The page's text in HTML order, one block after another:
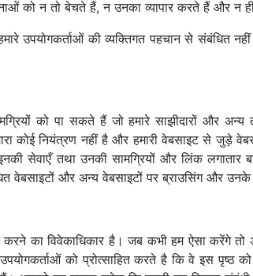
को न तो बेचते हैं, न उनका व्यापार करते हैं और न
की व्यक्तिगत पहचान से संबंधित नहीं
को पा सकते हैं जो हमारे साझीदारों और
कोई नियंत्रण नहीं है और हमारी वेबसाइट से जुड़े
सेवाएँ तथा उनकी सामग्रियों और लिंक
और अन्य वेबसाइटों पर ब्राउसिंग और उनके
करने का विवेकाधिकार है। जब कभी हम ऐसा करेंगे
को प्रोत्साहित करते है कि वे इस पृष्ठ को